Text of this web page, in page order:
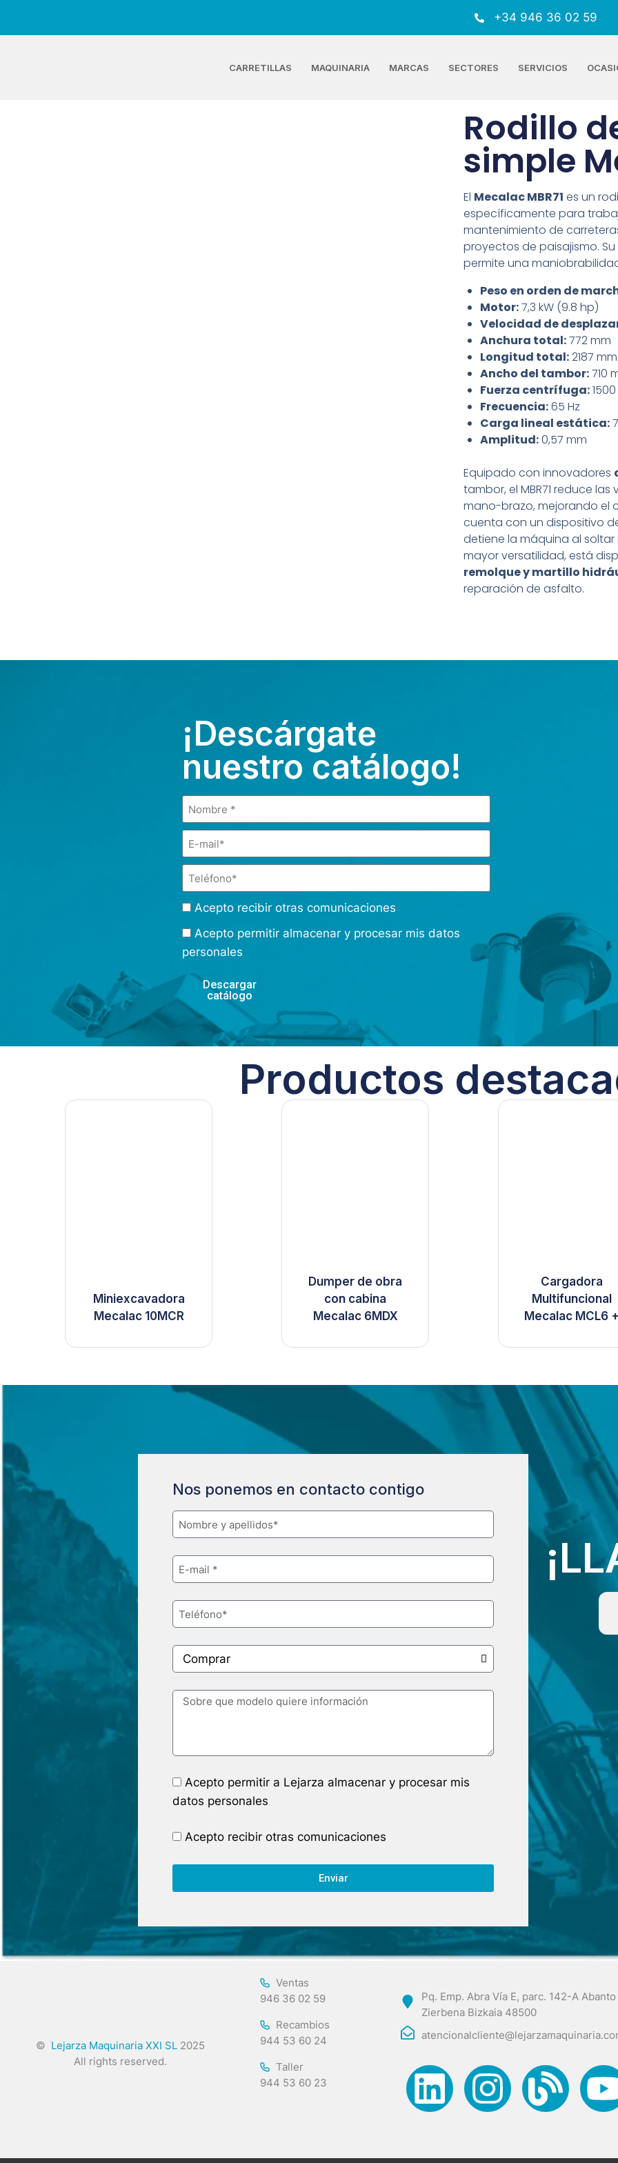
+34 946 36 02 59
CARRETILLAS MAQUINARIA MARCAS SECTORES SERVICIOS
Rodillo
simple
El Mecalac MBR71 es un
específicamente para
mantenimiento de
proyectos de paisajismo.
permite una
Peso en orden de
Motor:7,3 kW (9.8 hp)
Velocidad de
Anchura total:772 mm
Longitud total:2187 mm
Ancho del tambor:710
Fuerza centrífuga:
Frecuencia:65 Hz
Carga lineal estática:
Amplitud:0,57 mm
Equipado con innovadores
tambor, el MBR71 reduce
mano-brazo, mejorando el
cuenta con un dispositivo
detiene la máquina al
mayor versatilidad, está
remolque y martillo
reparación de asfalto.
¡Descárgate
nuestro catálogo!
Acepto recibir otras comunicaciones
Acepto permitir almacenar y procesar mis datos
personales
Descargar
catálogo
Productos
Miniexcavadora
Mecalac 10MCR
Dumper de obra
con cabina
Mecalac 6MDX
Cargadora
Multifuncional
Mecalac MCL6
Nos ponemos en contacto contigo
Acepto permitir a Lejarza almacenar y procesar mis
datos personales
Acepto recibir otras comunicaciones
Enviar
© Lejarza Maquinaria XXI SL 2025
All rights reserved.
Ventas
946 36 02 59
Recambios
944 53 60 24
Taller
944 53 60 23
Pq. Emp. Abra Vía E, parc. 142-A
Zierbena Bizkaia 48500